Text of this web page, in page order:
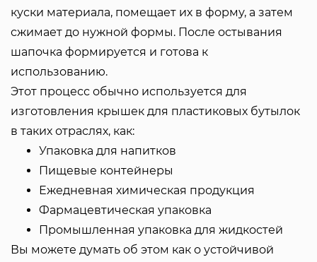
куски материала, помещает их в форму, а затем
сжимает до нужной формы. После остывания
шапочка формируется и готова к
использованию.
Этот процесс обычно используется для
изготовления крышек для пластиковых бутылок
в таких отраслях, как:
Упаковка для напитков
Пищевые контейнеры
Ежедневная химическая продукция
Фармацевтическая упаковка
Промышленная упаковка для жидкостей
Вы можете думать об этом как о устойчивой